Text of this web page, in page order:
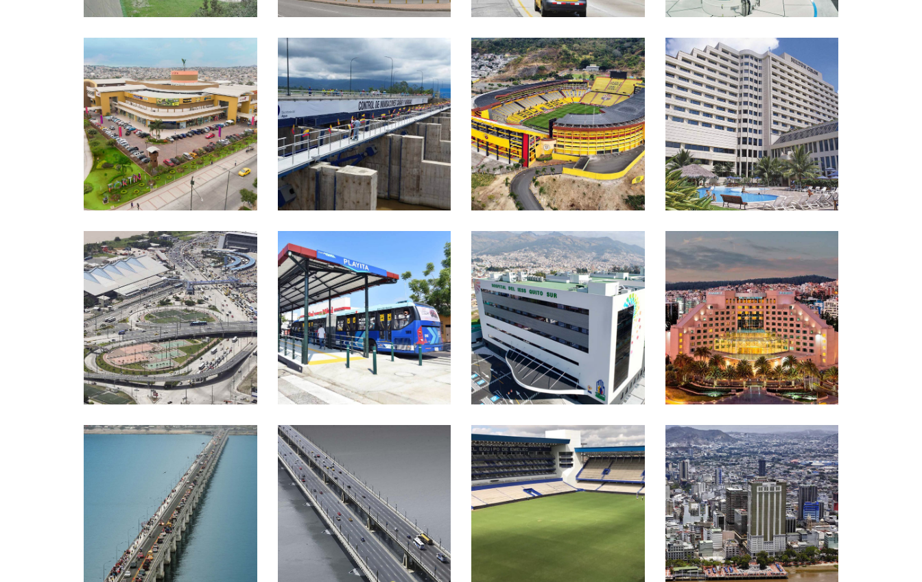
C.C. MALL EL FORTÍN
CONTROL DE
INUNDACIONES
NARANJAL
ESTADIO MONUMENTAL HOTEL HILTON COLÓN
INTERCAMBIADOR DE
TRÁFICO TERMINAL
TERRESTRE GYE
METROVÍA
HOSPITAL IESS QUITO
SUR
HOTEL MARRIOTT QUITO
PUENTES LOS CARA
PUENTE UNIDAD
NACIONAL
ESTADIO GEORGE
CAPWELL
EDIFICIO LA PREVISORA